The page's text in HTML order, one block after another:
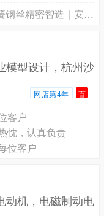
2026年7月普力森特钢：专注气阀门簧钢丝精密智造｜安徽源头厂家高经理13770986668直供全国
模型设计，杭州沙
网店第4年 百
客户
忱，认真负责
位客户
动机，电磁制动电